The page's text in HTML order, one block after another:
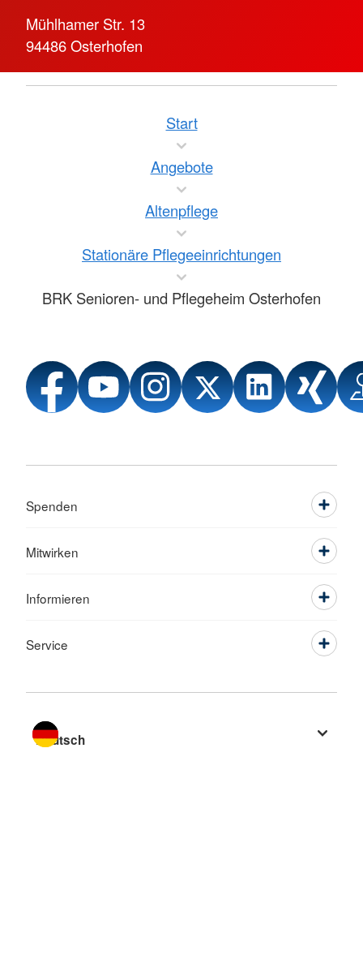
Mühlhamer Str. 13
94486 Osterhofen
Start
Angebote
Altenpflege
Stationäre Pflegeeinrichtungen
BRK Senioren- und Pflegeheim Osterhofen
Spenden
Mitwirken
Informieren
Service
Sprache wechseln zu